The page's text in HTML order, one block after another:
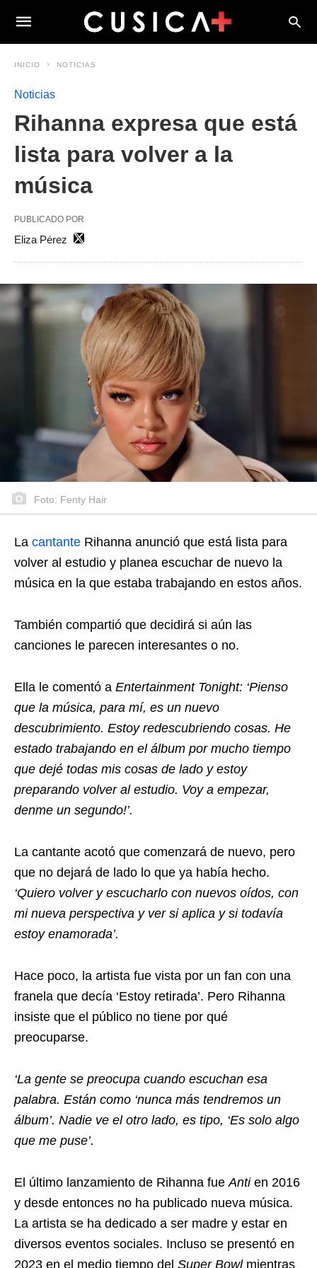
INICIO NOTICIAS
Noticias
Rihanna expresa que está
lista para volver a la
música
PUBLICADO POR
Eliza Pérez
Foto: Fenty Hair
La cantante Rihanna anunció que está lista para
volver al estudio y planea escuchar de nuevo la
música en la que estaba trabajando en estos años.
También compartió que decidirá si aún las
canciones le parecen interesantes o no.
Ella le comentó a Entertainment Tonight: ‘Pienso
que la música, para mí, es un nuevo
descubrimiento. Estoy redescubriendo cosas. He
estado trabajando en el álbum por mucho tiempo
que dejé todas mis cosas de lado y estoy
preparando volver al estudio. Voy a empezar,
denme un segundo!’.
La cantante acotó que comenzará de nuevo, pero
que no dejará de lado lo que ya había hecho.
‘Quiero volver y escucharlo con nuevos oídos, con
mi nueva perspectiva y ver si aplica y si todavía
estoy enamorada’.
Hace poco, la artista fue vista por un fan con una
franela que decía ‘Estoy retirada’. Pero Rihanna
insiste que el público no tiene por qué
preocuparse.
‘La gente se preocupa cuando escuchan esa
palabra. Están como ‘nunca más tendremos un
álbum’. Nadie ve el otro lado, es tipo, ‘Es solo algo
que me puse’.
El último lanzamiento de Rihanna fueAnti en 2016
y desde entonces no ha publicado nueva música.
La artista se ha dedicado a ser madre y estar en
diversos eventos sociales. Incluso se presentó en
2023 en el medio tiempo del Super Bowlmientras